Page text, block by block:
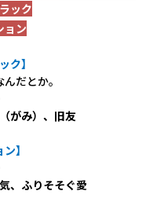
ック
ョン
ク】
だとか。
がみ）、旧友
】
、ふりそそぐ愛